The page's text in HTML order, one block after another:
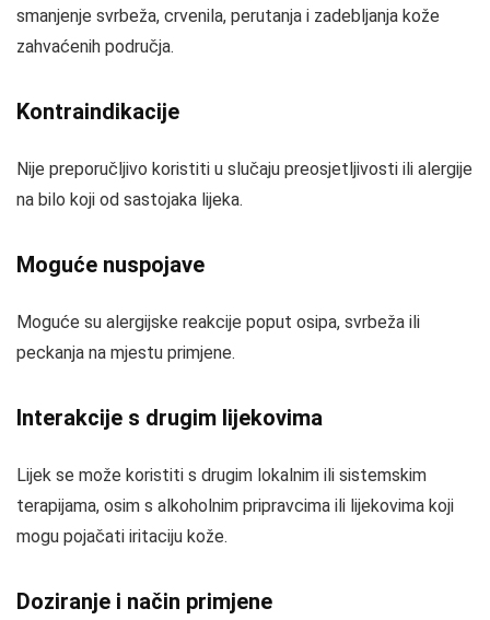
smanjenje svrbeža, crvenila, perutanja i zadebljanja kože
zahvaćenih područja.
Kontraindikacije
Nije preporučljivo koristiti u slučaju preosjetljivosti ili alergije
na bilo koji od sastojaka lijeka.
Moguće nuspojave
Moguće su alergijske reakcije poput osipa, svrbeža ili
peckanja na mjestu primjene.
Interakcije s drugim lijekovima
Lijek se može koristiti s drugim lokalnim ili sistemskim
terapijama, osim s alkoholnim pripravcima ili lijekovima koji
mogu pojačati iritaciju kože.
Doziranje i način primjene